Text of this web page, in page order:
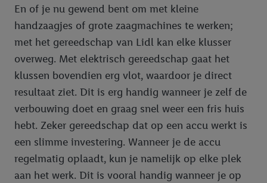
En of je nu gewend bent om met kleine
handzaagjes of grote zaagmachines te werken;
met het gereedschap van Lidl kan elke klusser
overweg. Met elektrisch gereedschap gaat het
klussen bovendien erg vlot, waardoor je direct
resultaat ziet. Dit is erg handig wanneer je zelf de
verbouwing doet en graag snel weer een fris huis
hebt. Zeker gereedschap dat op een accu werkt is
een slimme investering. Wanneer je de accu
regelmatig oplaadt, kun je namelijk op elke plek
aan het werk. Dit is vooral handig wanneer je op